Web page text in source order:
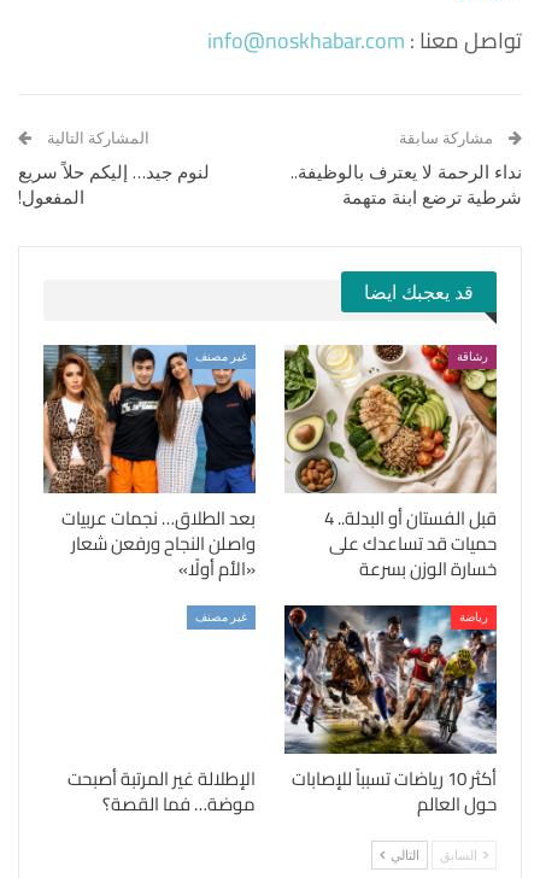
تواصل معنا :info@noskhabar.com
مشاركة سابقة
نداء الرحمة لا يعترف بالوظيفة..
شرطية ترضع ابنة متهمة
المشاركة التالية
لنوم جيد… إليكم حلاً سريع
المفعول!
قد يعجبك ايضا
رشاقة
قبل الفستان أو البدلة.. 4
حميات قد تساعدك على
خسارة الوزن بسرعة
غير مصنف
بعد الطلاق… نجمات عربيات
واصلن النجاح ورفعن شعار
«الأم أولًا»
رياضة
أكثر 10 رياضات تسبباً للإصابات
حول العالم
غير مصنف
الإطلالة غير المرتبة أصبحت
موضة… فما القصة؟
السابق التالي